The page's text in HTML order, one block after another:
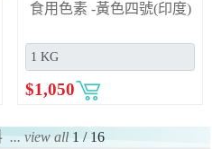
食用色素 -黃色四號(印度)
$1,050
... view all 1 / 16